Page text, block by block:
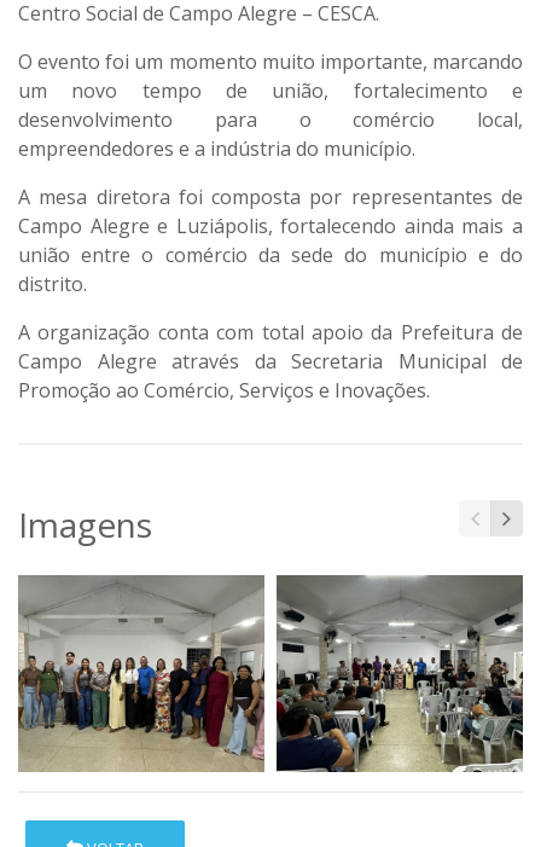
Centro Social de Campo Alegre – CESCA.
O evento foi um momento muito importante, marcando
um novo tempo de união, fortalecimento e
desenvolvimento para o comércio local,
empreendedores e a indústria do município.
A mesa diretora foi composta por representantes de
Campo Alegre e Luziápolis, fortalecendo ainda mais a
união entre o comércio da sede do município e do
distrito.
A organização conta com total apoio da Prefeitura de
Campo Alegre através da Secretaria Municipal de
Promoção ao Comércio, Serviços e Inovações.
Imagens